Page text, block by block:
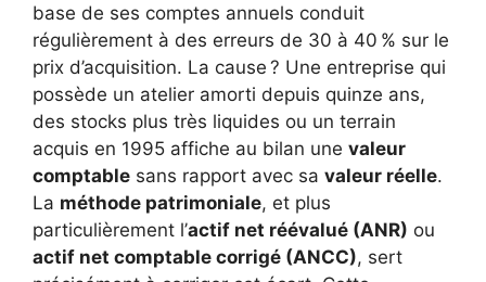
base de ses comptes annuels conduit
régulièrement à des erreurs de 30 à 40 % sur le
prix d’acquisition. La cause ? Une entreprise qui
possède un atelier amorti depuis quinze ans,
des stocks plus très liquides ou un terrain
acquis en 1995 affiche au bilan une valeur
comptable sans rapport avec sa valeur réelle.
La méthode patrimoniale, et plus
particulièrement l’actif net réévalué (ANR) ou
actif net comptable corrigé (ANCC), sert